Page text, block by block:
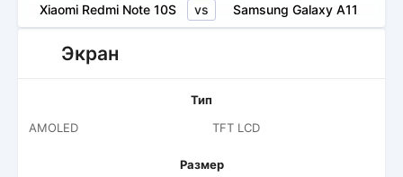
Xiaomi Redmi Note 10S vs Samsung Galaxy A11
Экран
Тип
AMOLED
TFT LCD
Размер